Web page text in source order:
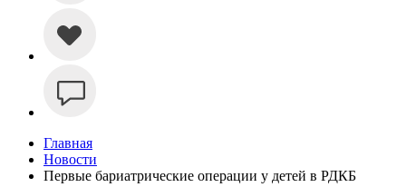
Главная
Новости
Первые бариатрические операции у детей в РДКБ